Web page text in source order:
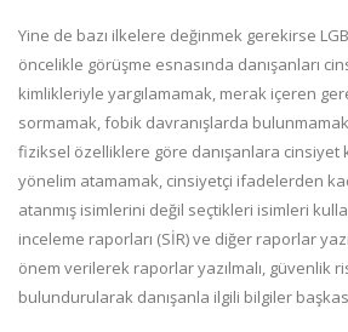
Yine de bazı ilkelere değinmek gerekirse
öncelikle görüşme esnasında danışanları
kimlikleriyle yargılamamak, merak içeren
sormamak, fobik davranışlarda
fiziksel özelliklere göre danışanlara cinsiyet
yönelim atamamak, cinsiyetçi ifadelerden
atanmış isimlerini değil seçtikleri isimleri
inceleme raporları (SİR) ve diğer raporlar
önem verilerek raporlar yazılmalı, güvenlik
bulundurularak danışanla ilgili bilgiler